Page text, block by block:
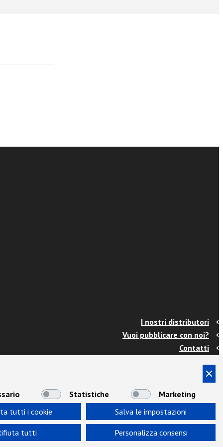
I nostri distributori
Vuoi pubblicare con noi?
Contatti
Termini e condizioni
Privacy
Area Docenti
Newsletter
Statistiche
Marketing
tutti i cookie
Salva le impostazioni
tutti Personalizza consensi